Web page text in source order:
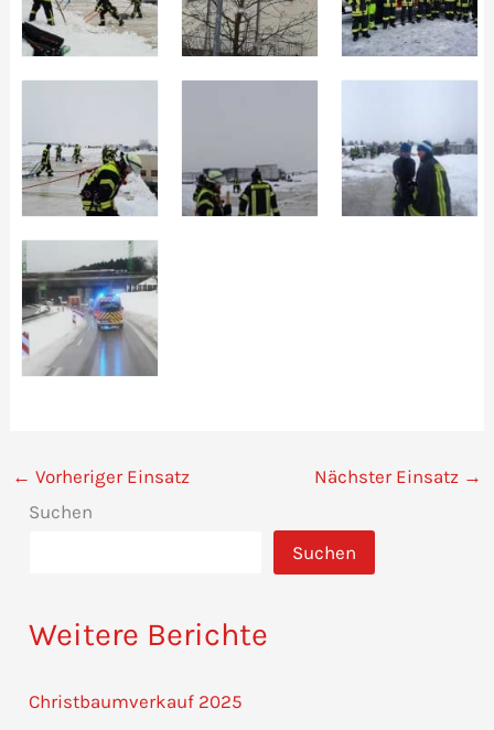
← Vorheriger Einsatz Nächster Einsatz →
Suchen
Suchen
Weitere Berichte
Christbaumverkauf 2025